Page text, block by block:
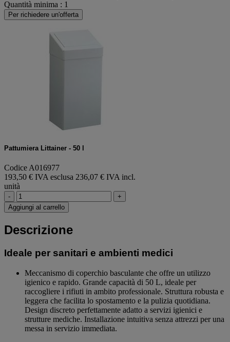
Quantità minima : 1
Per richiedere un'offerta
Pattumiera Littainer - 50 l
Codice A016977
193,50 € IVA esclusa 236,07 € IVA incl.
unità
-
+
Aggiungi al carrello
Descrizione
Ideale per sanitari e ambienti medici
Meccanismo di coperchio basculante che offre un utilizzo
igienico e rapido. Grande capacità di 50 L, ideale per
raccogliere i rifiuti in ambito professionale. Struttura robusta e
leggera che facilita lo spostamento e la pulizia quotidiana.
Design discreto perfettamente adatto a servizi igienici e
strutture mediche. Installazione intuitiva senza attrezzi per una
messa in servizio immediata.